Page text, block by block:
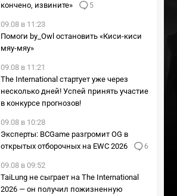
кончено, извините»
5
09.08 в 11:23
Помоги by_Owl остановить «Киси-киси
мяу-мяу»
09.08 в 11:21
The International стартует уже через
несколько дней! Успей принять участие
в конкурсе прогнозов!
09.08 в 10:28
Эксперты: BCGame разгромит OG в
открытых отборочных на EWC 2026
6
09.08 в 09:52
TaiLung не сыграет на The International
2026 — он получил пожизненную